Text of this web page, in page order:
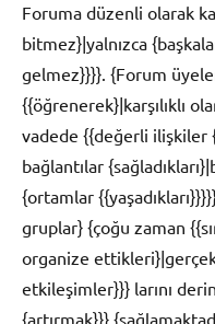
Foruma düzenli olarak
bitmez}|yalnızca
gelmez}}}}. {Forum
{{öğrenerek}|karşılıklı
vadede {{değerli ilişkiler
bağlantılar
{ortamlar
gruplar} {çoğu zaman
organize
etkileşimler}}} larını
{artırmak}}}